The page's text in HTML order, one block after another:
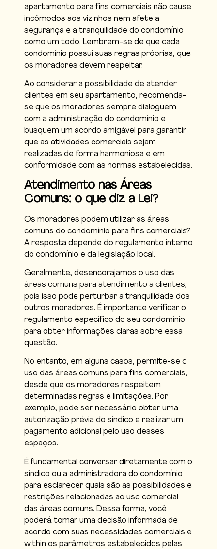
apartamento para fins comerciais não cause
incômodos aos vizinhos nem afete a
segurança e a tranquilidade do condomínio
como um todo. Lembrem-se de que cada
condomínio possui suas regras próprias, que
os moradores devem respeitar.
Ao considerar a possibilidade de atender
clientes em seu apartamento, recomenda-
se que os moradores sempre dialoguem
com a administração do condomínio e
busquem um acordo amigável para garantir
que as atividades comerciais sejam
realizadas de forma harmoniosa e em
conformidade com as normas estabelecidas.
Atendimento nas Áreas
Comuns: o que diz a Lei?
Os moradores podem utilizar as áreas
comuns do condomínio para fins comerciais?
A resposta depende do regulamento interno
do condomínio e da legislação local.
Geralmente, desencorajamos o uso das
áreas comuns para atendimento a clientes,
pois isso pode perturbar a tranquilidade dos
outros moradores. É importante verificar o
regulamento específico do seu condomínio
para obter informações claras sobre essa
questão.
No entanto, em alguns casos, permite-se o
uso das áreas comuns para fins comerciais,
desde que os moradores respeitem
determinadas regras e limitações. Por
exemplo, pode ser necessário obter uma
autorização prévia do síndico e realizar um
pagamento adicional pelo uso desses
espaços.
É fundamental conversar diretamente com o
síndico ou a administradora do condomínio
para esclarecer quais são as possibilidades e
restrições relacionadas ao uso comercial
das áreas comuns. Dessa forma, você
poderá tomar uma decisão informada de
acordo com suas necessidades comerciais e
within os parâmetros estabelecidos pelas